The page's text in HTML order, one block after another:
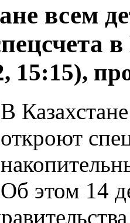
всем
15:15),
В
откроют
Об этом 14